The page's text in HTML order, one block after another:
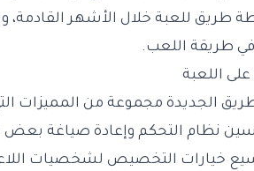
طريق للعبة خلال الأشهر القادمة،
في طريقة اللعب.
اللعبة
الجديدة مجموعة من المميزات
نظام التحكم وإعادة صياغة بعض
خيارات التخصيص لشخصيات